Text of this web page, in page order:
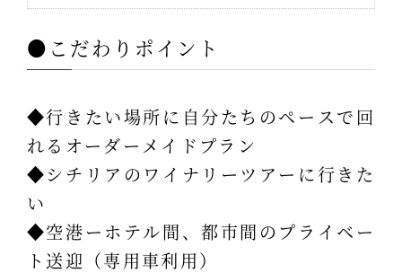
●こだわりポイント
◆行きたい場所に自分たちのペースで回
れるオーダーメイドプラン
◆シチリアのワイナリーツアーに行きた
い
◆空港ーホテル間、都市間のプライベー
ト送迎（専用車利用）